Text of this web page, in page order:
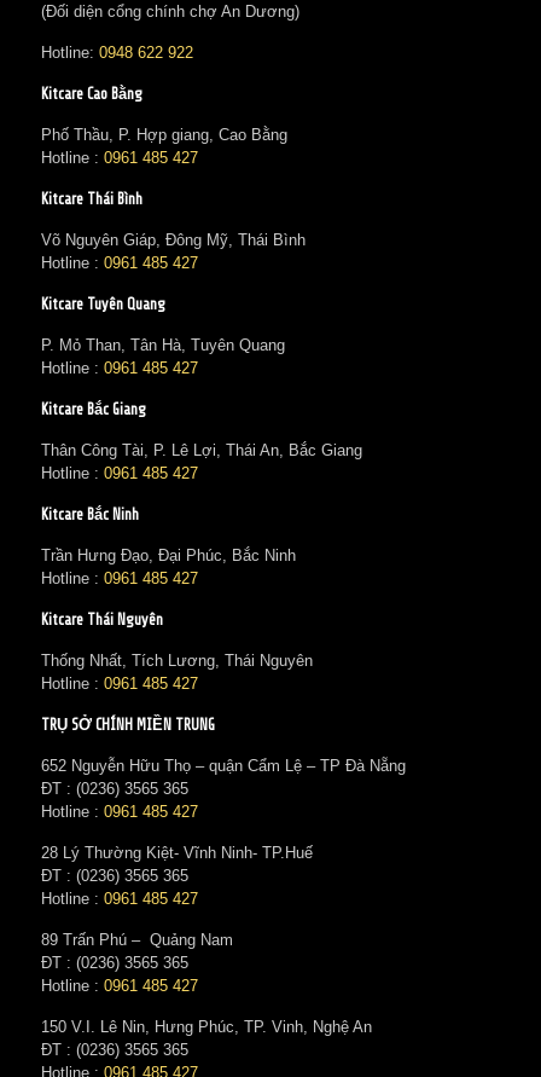
(Đối diện cổng chính chợ An Dương)
Hotline: 0948 622 922
Kitcare Cao Bằng
Phố Thầu, P. Hợp giang, Cao Bằng
Hotline : 0961 485 427
Kitcare Thái Bình
Võ Nguyên Giáp, Đông Mỹ, Thái Bình
Hotline : 0961 485 427
Kitcare Tuyên Quang
P. Mỏ Than, Tân Hà, Tuyên Quang
Hotline : 0961 485 427
Kitcare Bắc Giang
Thân Công Tài, P. Lê Lợi, Thái An, Bắc Giang
Hotline : 0961 485 427
Kitcare Bắc Ninh
Trần Hưng Đạo, Đại Phúc, Bắc Ninh
Hotline : 0961 485 427
Kitcare Thái Nguyên
Thống Nhất, Tích Lương, Thái Nguyên
Hotline : 0961 485 427
TRỤ SỞ CHÍNH MIỀN TRUNG
652 Nguyễn Hữu Thọ – quận Cẩm Lệ – TP Đà Nẵng
ĐT : (0236) 3565 365‬
Hotline : 0961 485 427
28 Lý Thường Kiệt- Vĩnh Ninh- TP.Huế
ĐT : (0236) 3565 365‬
Hotline : 0961 485 427
89 Trấn Phú – Quảng Nam
ĐT : (0236) 3565 365‬
Hotline : 0961 485 427
150 V.I. Lê Nin, Hưng Phúc, TP. Vinh, Nghệ An
ĐT : (0236) 3565 365‬
Hotline : 0961 485 427